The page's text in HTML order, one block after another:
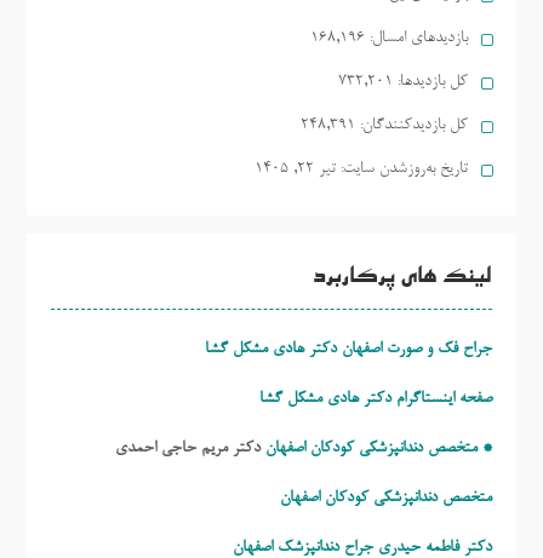
بازدیدهای امسال: 168,196
کل بازدیدها: 732,201
کل بازدیدکنند‌گان: 248,391
تاریخ به‌روزشدن سایت: تیر ۲۲, ۱۴۰۵
لینک های پرکاربرد
جراح فک و صورت اصفهان دکتر هادی مشکل گشا
صفحه اینستاگرام دکتر هادی مشکل گشا
* متخصص دندانپزشکی کودکان اصفهان دکتر مریم حاجی احمدی
متخصص دندانپزشکی کودکان اصفهان
دکتر فاطمه حیدری جراح دندانپزشک اصفهان